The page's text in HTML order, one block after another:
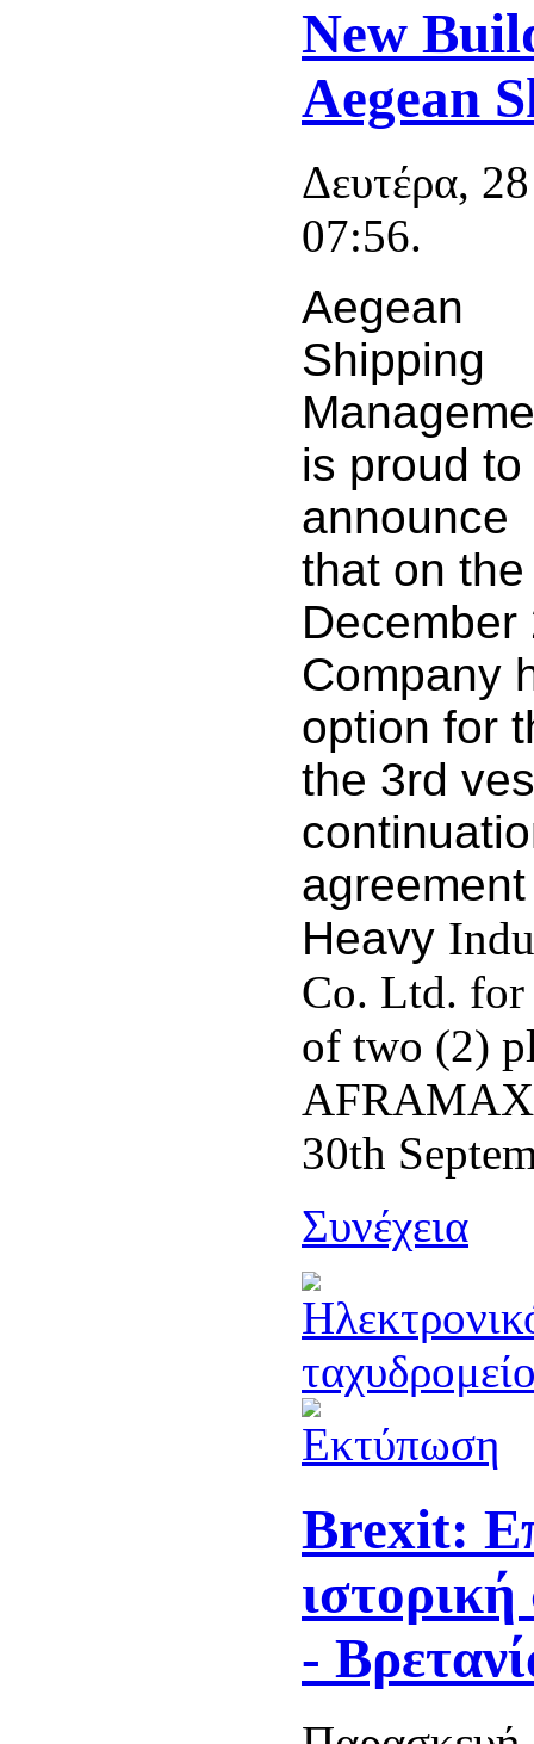
New
Aegean
Δευτέρα,
07:56.
Aegean
Shipping
is proud to
announce
that on
Company
option for
the 3rd
Heavy
Co. Ltd. for
of two (2)
AFRAMAX
30th
Συνέχεια
Brexit:
-